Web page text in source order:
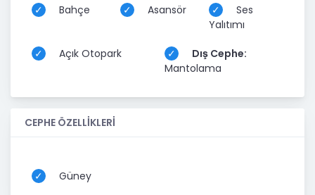
Bahçe Asansör
Ses
Yalıtımı
Açık Otopark
Dış Cephe:
Mantolama
CEPHE ÖZELLİKLERİ
Güney